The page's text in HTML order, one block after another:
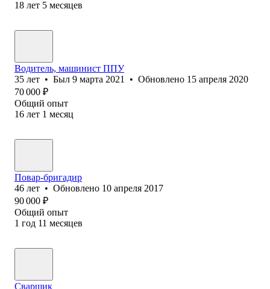
18 лет 5 месяцев
Водитель, машинист ППУ
35 лет • Был 9 марта 2021 • Обновлено 15 апреля 2020
70 000 ₽
Общий опыт
16 лет 1 месяц
Повар-бригадир
46 лет • Обновлено 10 апреля 2017
90 000 ₽
Общий опыт
1 год 11 месяцев
Сварщик